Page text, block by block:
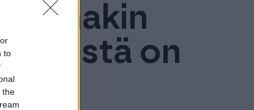
to
the
Ainakin
on